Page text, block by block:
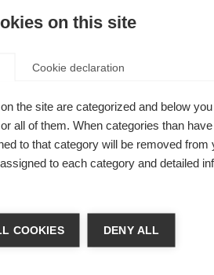
schützt
mm
und
und wechseln
on this site
Cookie declaration
the site are categorized and below
all of them. When categories than
to that category will be removed
to each category and detailed
COOKIES DENY ALL